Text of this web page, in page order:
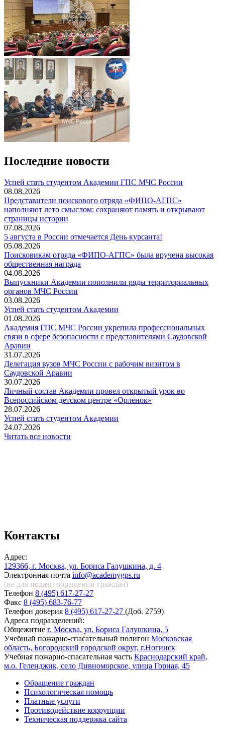
Последние новости
️Успей стать студентом Академии ГПС МЧС России
08.08.2026
Представители поискового отряда «ФИПО-АГПС»
наполняют лето смыслом: сохраняют память и открывают
страницы истории
07.08.2026
5 августа в России отмечается День курсанта!
05.08.2026
Поисковикам отряда «ФИПО-АГПС» была вручена высокая
общественная награда
04.08.2026
Выпускники Академии пополнили ряды территориальных
органов МЧС России
03.08.2026
Успей стать студентом Академии
01.08.2026
Академия ГПС МЧС России укрепила профессиональных
связи в сфере безопасности с представителями Саудовской
Аравии
31.07.2026
Делегация вузов МЧС России с рабочим визитом в
Саудовской Аравии
30.07.2026
Личный состав Академии провел открытый урок во
Всероссийском детском центре «Орленок»
28.07.2026
️Успей стать студентом Академии
24.07.2026
Читать все новости
Контакты
Адрес:
129366, г. Москва, ул. Бориса Галушкина, д. 4
Электронная почта info@academygps.ru
(не для подачи обращений граждан)
Телефон 8 (495) 617-27-27
Факс 8 (495) 683-76-77
Телефон доверия 8 (495) 617-27-27 (Доб. 2759)
Адреса подразделений:
Общежитие г. Москва, ул. Бориса Галушкина, 5
Учебный пожарно-спасательный полигон Московская
область, Богородский городской округ, г.Ногинск
Учебная пожарно-спасательная часть Краснодарский край,
м.о. Геленджик, село Дивноморское, улица Горная, 45
Обращение граждан
Психологическая помощь
Платные услуги
Противодействие коррупции
Техническая поддержка сайта